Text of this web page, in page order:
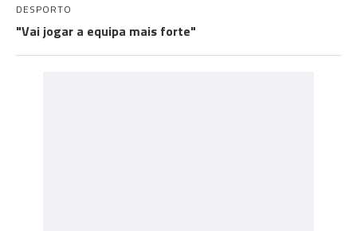
DESPORTO
"Vai jogar a equipa mais forte"